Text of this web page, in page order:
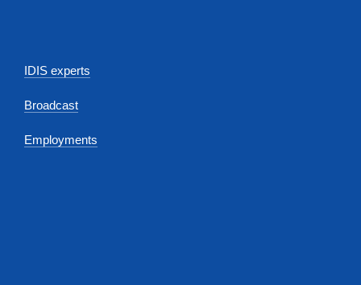
IDIS experts
Broadcast
Employments